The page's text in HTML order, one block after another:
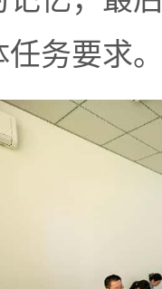
任务要求